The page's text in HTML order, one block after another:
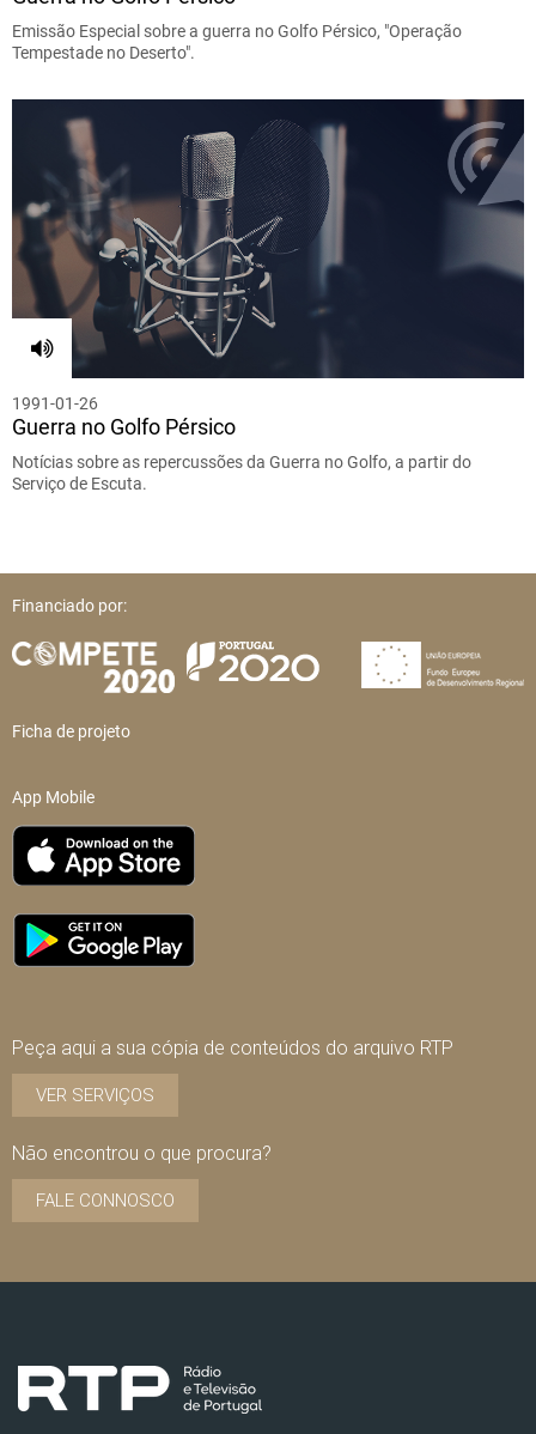
Emissão Especial sobre a guerra no Golfo Pérsico, "Operação
Tempestade no Deserto".
1991-01-26
Guerra no Golfo Pérsico
Notícias sobre as repercussões da Guerra no Golfo, a partir do
Serviço de Escuta.
Financiado por:
Ficha de projeto
App Mobile
Peça aqui a sua cópia de conteúdos do arquivo RTP
VER SERVIÇOS
Não encontrou o que procura?
FALE CONNOSCO